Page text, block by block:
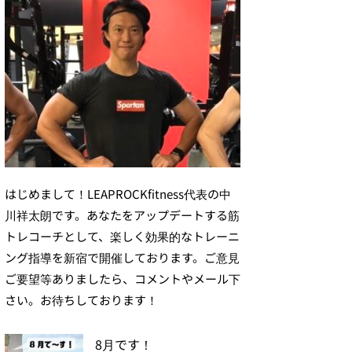
はじめまして！LEAPROCKfitness代表の中
川祥太朗です。あなたをアップデートする筋
トレコーチとして、楽しく効果的なトレーニ
ング指導を新宿で開催しております。ご意見
ご要望等ありましたら、コメントやメール下
さい。お待ちしております！
8月です！